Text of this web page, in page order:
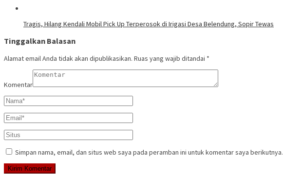
Tragis, Hilang Kendali Mobil Pick Up Terperosok di Irigasi Desa Belendung, Sopir Tewas
Tinggalkan Balasan
Alamat email Anda tidak akan dipublikasikan. Ruas yang wajib ditandai *
Komentar
Simpan nama, email, dan situs web saya pada peramban ini untuk komentar saya berikutnya.